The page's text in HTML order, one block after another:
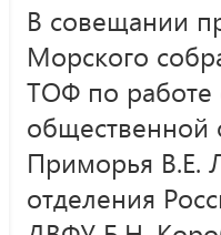
В совещании
Морского
ТОФ по работе
общественной
Приморья В.Е.
отделения